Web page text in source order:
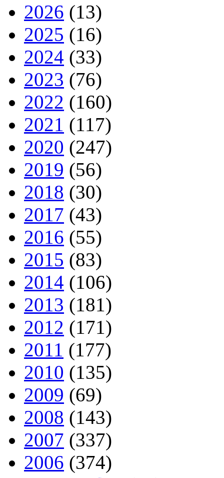
2026 (13)
2025 (16)
2024 (33)
2023 (76)
2022 (160)
2021 (117)
2020 (247)
2019 (56)
2018 (30)
2017 (43)
2016 (55)
2015 (83)
2014 (106)
2013 (181)
2012 (171)
2011 (177)
2010 (135)
2009 (69)
2008 (143)
2007 (337)
2006 (374)